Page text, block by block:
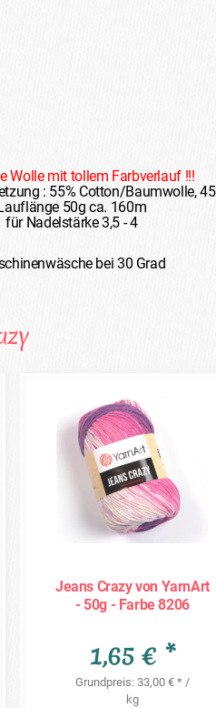
Wolle mit tollem Farbverlauf !!!
: 55% Cotton/Baumwolle,
50g ca. 160m
für Nadelstärke 3,5 - 4
bei 30 Grad
Jeans Crazy von YarnArt
- 50g - Farbe 8206
1,65 € *
Grundpreis: 33,00 € * /
kg